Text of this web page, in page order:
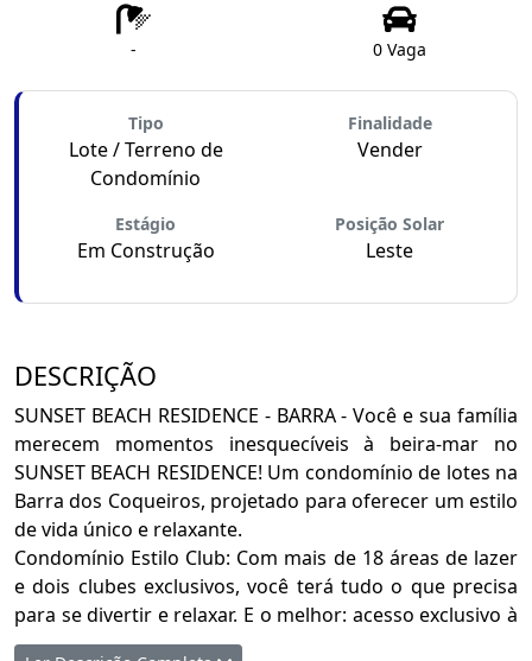
- 0 Vaga
Tipo
Lote / Terreno de
Condomínio
Finalidade
Vender
Estágio
Em Construção
Posição Solar
Leste
DESCRIÇÃO
SUNSET BEACH RESIDENCE - BARRA - Você e sua família
merecem momentos inesquecíveis à beira-mar no
SUNSET BEACH RESIDENCE! Um condomínio de lotes na
Barra dos Coqueiros, projetado para oferecer um estilo
de vida único e relaxante.
Condomínio Estilo Club: Com mais de 18 áreas de lazer
e dois clubes exclusivos, você terá tudo o que precisa
para se divertir e relaxar. E o melhor: acesso exclusivo à
praia, garantindo que você tenha "pé na areia" sempre